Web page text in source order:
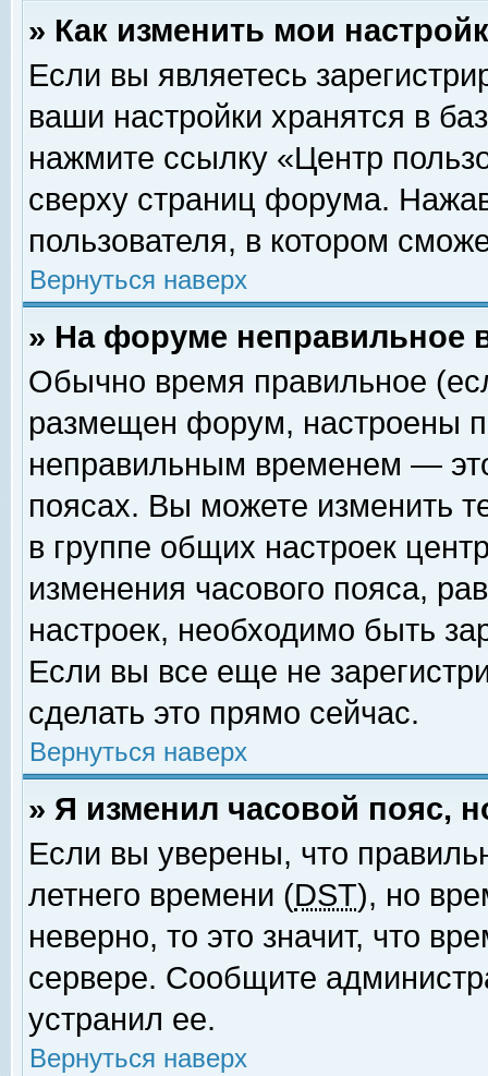
» Как изменить мои
Если вы являетесь
ваши настройки хранятся в
нажмите ссылку «Центр
сверху страниц форума.
пользователя, в котором
Вернуться наверх
» На форуме неправильное
Обычно время правильное
размещен форум, настроены
неправильным временем —
поясах. Вы можете изменить
в группе общих настроек
изменения часового пояса,
настроек, необходимо быть
Если вы все еще не
сделать это прямо сейчас.
Вернуться наверх
» Я изменил часовой пояс,
Если вы уверены, что
летнего времени (DST), но
неверно, то это значит, что
сервере. Сообщите
устранил ее.
Вернуться наверх